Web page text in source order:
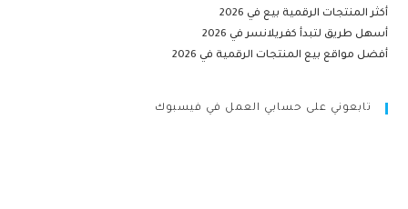
أكثر المنتجات الرقمية بيع في 2026
أسهل طريق لتبدأ كفريلانسر في 2026
أفضل مواقع بيع المنتجات الرقمية في 2026
تابعوني على حسابي العمل في فيسبوك